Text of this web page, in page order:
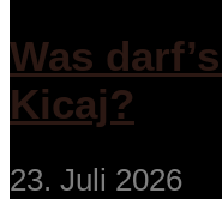
Was
Kicaj?
23. Juli 2026